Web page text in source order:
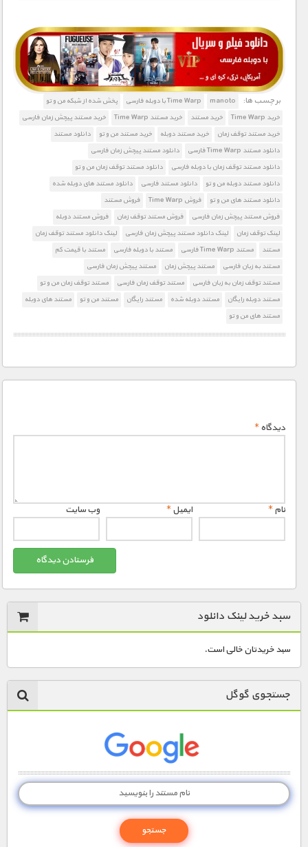
1900 تومان – خريد لينک دانلود (افزودن به سبد خريد)
برچسب ها: manoto Time Warp با دوبله فارسی
پخش شده از شبکه من و تو
خرید Time Warp
خرید مستند خرید مستند Time Warp
خرید مستند پیچش زمان فارسی
خرید مستند توقف زمان
خرید مستند دوبله خرید مستند من و تو
دانلود مستند
دانلود مستند Time Warp فارسی
دانلود مستند پیچش زمان فارسی
دانلود مستند توقف زمان با دوبله فارسی
دانلود مستند توقف زمان من و تو
دانلود مستند دوبله من و تو
دانلود مستند فارسی
دانلود مستند های دوبله شده
دانلود مستند های من و تو
فروش Time Warp
فروش مستند
فروش مستند پیچش زمان فارسی
فروش مستند توقف زمان
فروش مستند دوبله
لینک توقف زمان
لینک دانلود مستند پیچش زمان فارسی
لینک دانلود مستند توقف زمان
مستند
مستند Time Warp فارسی مستند با دوبله فارسی
مستند با قیمت کم
مستند به زبان فارسی
مستند پیچش زمان
مستند پیچش زمان فارسی
مستند توقف زمان به زبان فارسی
مستند توقف زمان فارسی
مستند توقف زمان من و تو
مستند دوبله رایگان
مستند دوبله شده مستند رایگان مستند من و تو
مستند های دوبله
مستند های من و تو
دیدگاه*
نام* ایمیل* وب‌ سایت
سبد خرید لینک دانلود
سبد خریدتان خالی است.
جستجوی گوگل